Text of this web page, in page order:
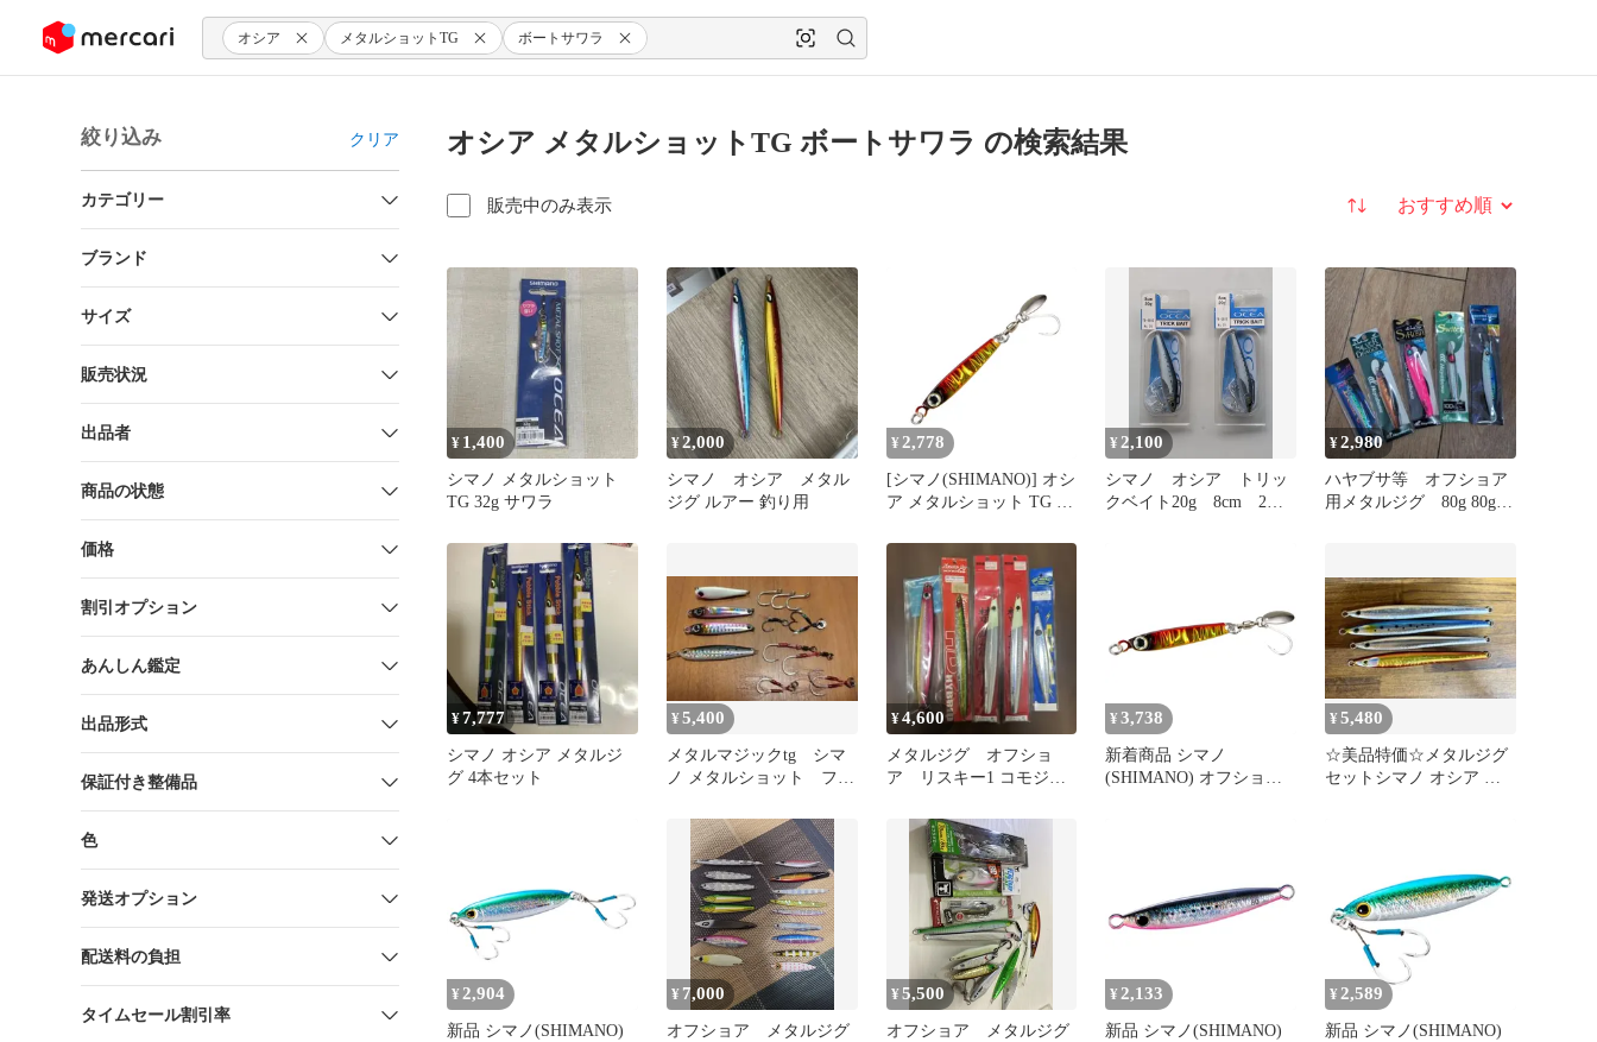
ツにスキップ オシア メタルショットTG ボートサワラ
絞り込み クリア
カテゴリー
ブランド
サイズ
販売状況
出品者
商品の状態
価格
割引オプション
あんしん鑑定
出品形式
保証付き整備品
色
発送オプション
配送料の負担
タイムセール割引率
オシア メタルショットTG ボートサワラ の検索結果
販売中のみ表示 並び替え
¥ 1,400
シマノ メタルショット
TG 32g サワラ
¥2,000
シマノ オシア メタル
ジグ ルアー 釣り用
¥ 2,778
[シマノ(SHIMANO)] オシ
ア メタルショット TG ボ
32g
¥ 2,100
シマノ オシア トリッ
クベイト20g 8cm 2個
¥2,980
ハヤブサ等 オフショア
用メタルジグ 80g 80g
¥7,777
シマノ オシア メタルジ
グ 4本セット
¥5,400
メタルマジックtg シマ
ノ メタルショット フッ
¥4,600
メタルジグ オフショ
ア リスキー1 コモジク
¥ 3,738
新着商品 シマノ
(SHIMANO) オフショア
¥5,480
☆美品特価☆メタルジグ
セットシマノ オシア ジ
¥ 2,904
新品 シマノ(SHIMANO)
¥ 7,000
オフショア メタルジグ
¥5,500
オフショア メタルジグ
¥ 2,133
新品 シマノ(SHIMANO)
¥ 2,589
新品 シマノ(SHIMANO)